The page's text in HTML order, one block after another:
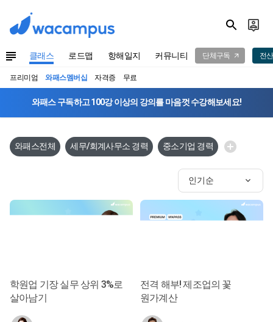
클래스 로드맵 항해일지 커뮤니티 단체구독 전
프리미엄 와패스멤버십 자격증 무료
와패스 구독하고 100강 이상의 강의를 마음껏 수강해보세요!
와패스전체 세무/회계사무소 경력 중소기업 경력
인기순
학원업 기장 실무 상위 3%로
살아남기
전격 해부! 제조업의 꽃
원가계산